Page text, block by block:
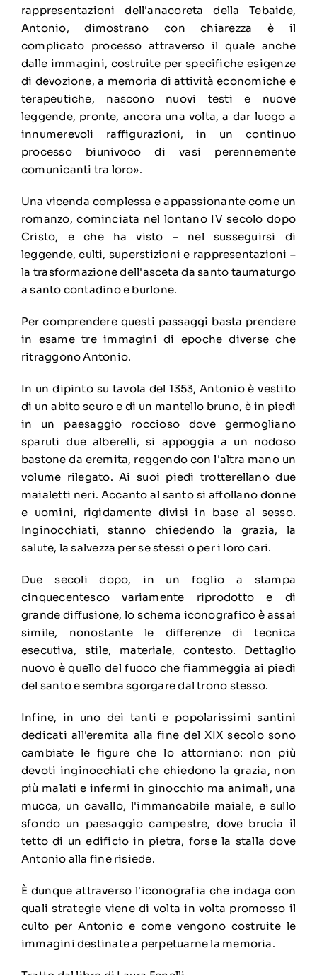
rappresentazioni dell'anacoreta della Tebaide,
Antonio, dimostrano con chiarezza è il
complicato processo attraverso il quale anche
dalle immagini, costruite per specifiche esigenze
di devozione, a memoria di attività economiche e
terapeutiche, nascono nuovi testi e nuove
leggende, pronte, ancora una volta, a dar luogo a
innumerevoli raffigurazioni, in un continuo
processo biunivoco di vasi perennemente
comunicanti tra loro».
Una vicenda complessa e appassionante come un
romanzo, cominciata nel lontano IV secolo dopo
Cristo, e che ha visto – nel susseguirsi di
leggende, culti, superstizioni e rappresentazioni –
la trasformazione dell'asceta da santo taumaturgo
a santo contadino e burlone.
Per comprendere questi passaggi basta prendere
in esame tre immagini di epoche diverse che
ritraggono Antonio.
In un dipinto su tavola del 1353, Antonio è vestito
di un abito scuro e di un mantello bruno, è in piedi
in un paesaggio roccioso dove germogliano
sparuti due alberelli, si appoggia a un nodoso
bastone da eremita, reggendo con l'altra mano un
volume rilegato. Ai suoi piedi trotterellano due
maialetti neri. Accanto al santo si affollano donne
e uomini, rigidamente divisi in base al sesso.
Inginocchiati, stanno chiedendo la grazia, la
salute, la salvezza per se stessi o per i loro cari.
Due secoli dopo, in un foglio a stampa
cinquecentesco variamente riprodotto e di
grande diffusione, lo schema iconografico è assai
simile, nonostante le differenze di tecnica
esecutiva, stile, materiale, contesto. Dettaglio
nuovo è quello del fuoco che fiammeggia ai piedi
del santo e sembra sgorgare dal trono stesso.
Infine, in uno dei tanti e popolarissimi santini
dedicati all'eremita alla fine del XIX secolo sono
cambiate le figure che lo attorniano: non più
devoti inginocchiati che chiedono la grazia, non
più malati e infermi in ginocchio ma animali, una
mucca, un cavallo, l'immancabile maiale, e sullo
sfondo un paesaggio campestre, dove brucia il
tetto di un edificio in pietra, forse la stalla dove
Antonio alla fine risiede.
È dunque attraverso l'iconografia che indaga con
quali strategie viene di volta in volta promosso il
culto per Antonio e come vengono costruite le
immagini destinate a perpetuarne la memoria.